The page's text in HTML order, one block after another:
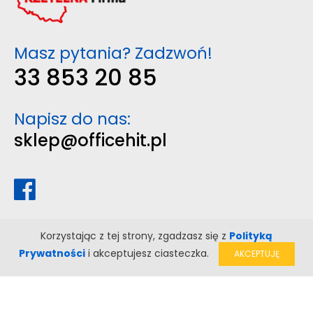
Masz pytania? Zadzwoń!
33 853 20 85
Napisz do nas:
sklep@officehit.pl
Korzystając z tej strony, zgadzasz się z Polityką
Prywatnościi akceptujesz ciasteczka. AKCEPTUJĘ